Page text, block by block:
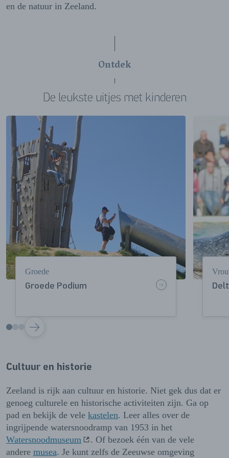
en de natuur in Zeeland.
Ontdek
De leukste uitjes met kinderen
Groede Podium
Groede
VOLGENDE
Cultuur en historie
Zeeland is rijk aan cultuur en historie. Niet gek dus dat er
genoeg culturele en historische activiteiten zijn. Ga op
pad en bekijk de vele kastelen. Leer alles over de
ingrijpende watersnoodramp van 1953 in het
Watersnoodmuseum
. Of bezoek één van de vele
andere musea. Je kunt zelfs de Zeeuwse omgeving